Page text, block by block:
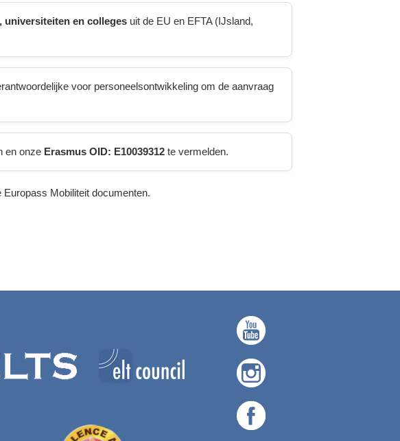
universiteiten en colleges uit de EU en EFTA (IJsland,
voor personeelsontwikkeling om de aanvraag
en onze Erasmus OID: E10039312 te vermelden.
Mobiliteit documenten.